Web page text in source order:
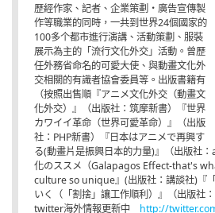
歷經作家、記者、企業策劃・廣告宣傳製
作等職業的同時，一共到世界24個國家的
100多个都市進行演講、活動策劃、服裝
展示為主的「流行文化外交」活動。曾歷
任外務省命名的可愛大使、與動畫文化外
交相關的有識者協會委員等。出版書籍有
（按照出售順『アニメ文化外交（動畫文
化外交）』（出版社：筑摩新書）『世界
カワイイ革命（世界可愛革命）』（出版
社：PHP新書）『日本はアニメで再興す
る(動畫片是振興日本的力量)』（出版社
化のススメ（Galapagos Effect-that's
culture so unique』(出版社：講談社)『
いく（「割捨」讓工作順利）』（出版社
twitter海外情報更新中 http://